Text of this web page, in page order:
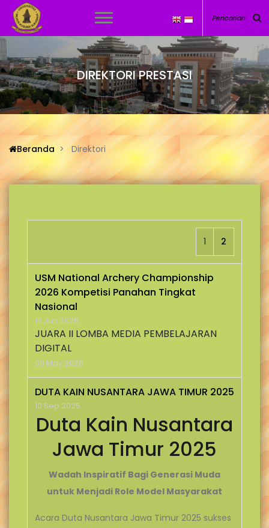
DIREKTORI PRESTASI
Beranda Direktori
1 2
USM National Archery Championship
2026 Kompetisi Panahan Tingkat
Nasional
15 Jun 2026
JUARA II LOMBA MEDIA PEMBELAJARAN
DIGITAL
09 May 2026
DUTA KAIN NUSANTARA JAWA TIMUR 2025
10 Sep 2025
Duta Kain Nusantara
Jawa Timur 2025
Wadah Inspiratif Bagi Generasi Muda
untuk Menjadi Role Model Masyarakat
Acara Duta Nusantara Jawa Timur 2025 sukses